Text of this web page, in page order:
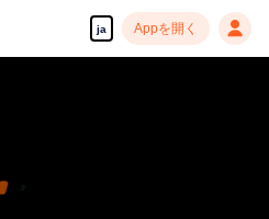
ja Appを開く